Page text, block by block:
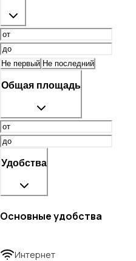
Не первый Не последний
Общая площадь
Удобства
Основные удобства
Интернет